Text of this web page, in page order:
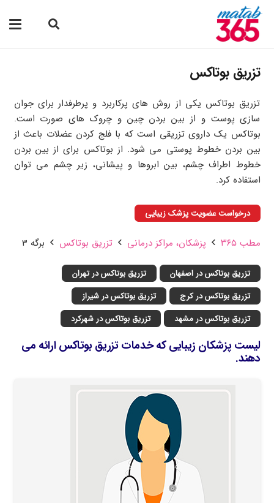
تزریق بوتاکس
تزریق بوتاکس یکی از روش های پرکاربرد و پرطرفدار برای جوان
سازی پوست و از بین بردن چین و چروک های صورت است.
بوتاکس یک داروی تزریقی است که با فلج کردن عضلات باعث از
بین بردن خطوط پوستی می شود. از بوتاکس برای از بین بردن
خطوط اطراف چشم، بین ابروها و پیشانی، زیر چشم می توان
استفاده کرد.
درخواست عضویت پزشک زیبایی
مطب ۳۶۵ پزشکان،‌ مراکز درمانی تزریق بوتاکس برگه 3
تزریق بوتاکس در اصفهان
تزریق بوتاکس در تهران
تزریق بوتاکس در کرج
تزریق بوتاکس در شیراز
تزریق بوتاکس در مشهد
تزریق بوتاکس در شهرکرد
لیست پزشکان زیبایی که خدمات تزریق بوتاکس ارائه می
دهند.